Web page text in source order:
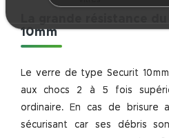
10mm
Le verre de type Securit
aux chocs 2 à 5 fois
ordinaire. En cas de brisure
sécurisant car ses débris